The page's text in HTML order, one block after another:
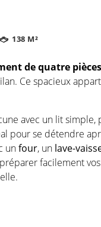
138 M²
de quatre pièces
Ce spacieux
avec un lit simple,
pour se détendre
unfour, un lave-
facilement